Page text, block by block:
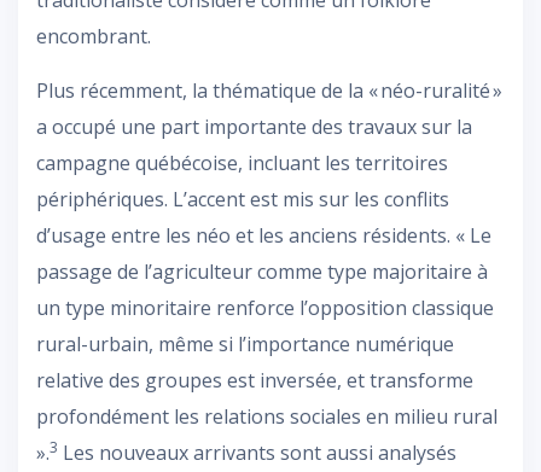
encombrant.
Plus récemment, la thématique de la « néo-ruralité »
a occupé une part importante des travaux sur la
campagne québécoise, incluant les territoires
périphériques. L’accent est mis sur les conflits
d’usage entre les néo et les anciens résidents. « Le
passage de l’agriculteur comme type majoritaire à
un type minoritaire renforce l’opposition classique
rural-urbain, même si l’importance numérique
relative des groupes est inversée, et transforme
profondément les relations sociales en milieu rural
».3 Les nouveaux arrivants sont aussi analysés